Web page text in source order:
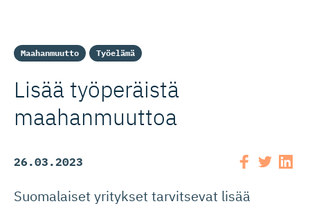
Maahanmuutto Työelämä
Lisää työperäistä
maahanmuuttoa
26.03.2023
Suomalaiset yritykset tarvitsevat lisää